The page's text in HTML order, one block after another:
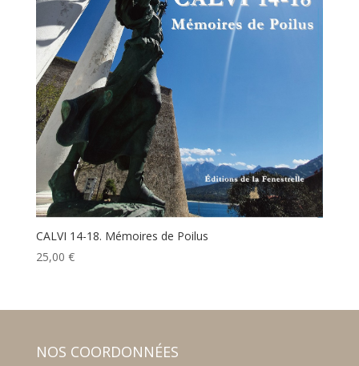
CALVI 14-18. Mémoires de Poilus
25,00 €
NOS COORDONNÉES